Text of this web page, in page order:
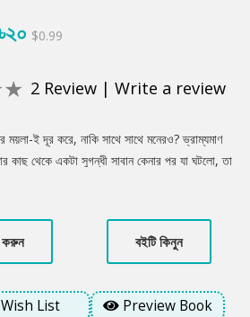
$0.99
★ 2 Review | Write a review
ময়লা-ই দূর করে, নাকি সাথে সাথে মনেরও? ভ্রাম্যমাণ
কাছ থেকে একটা সুগন্ধী সাবান কেনার পর যা ঘটলো, তা
করুন বইটি কিনুন
List Preview Book